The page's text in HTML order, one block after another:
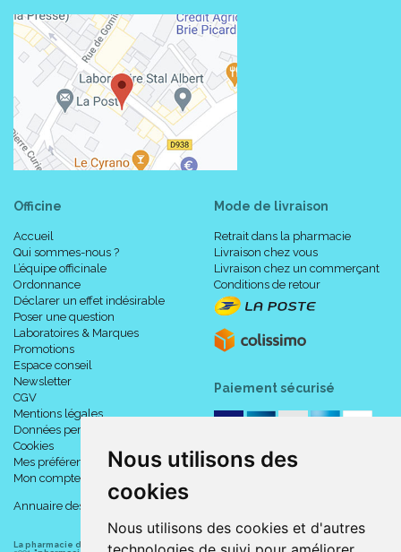
Nous utilisons des
cookies
Nous utilisons des cookies et d'autres
Officine
Accueil
Qui sommes-nous ?
L’équipe officinale
Ordonnance
Déclarer un effet indésirable
Poser une question
Laboratoires & Marques
Promotions
Espace conseil
Newsletter
CGV
Mentions légales
Données personnelles
Cookies
Mes préférences Cookies
Mon compte
Annuaire des pharmacies
Mode de livraison
Retrait dans la pharmacie
Livraison chez vous
Livraison chez un commerçant
Conditions de retour
Paiement sécurisé
La pharmacie du centre à Albert
(80300) est une pharmacie française certifiée ISO